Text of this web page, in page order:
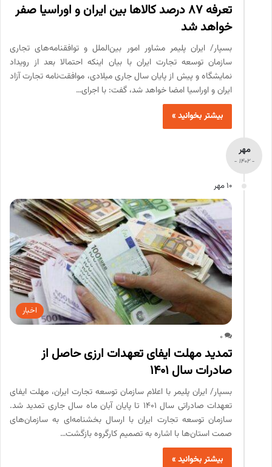
تعرفه ۸۷ درصد کالاها بین ایران و اوراسیا صفر
خواهد شد
بسپار/ ایران پلیمر مشاور امور بین‌الملل و توافقنامه‌های تجاری
سازمان توسعه تجارت ایران با بیان اینکه احتمالا بعد از رویداد
نمایشگاه و پیش از پایان سال جاری میلادی، موافقت‌نامه تجارت آزاد
ایران و اوراسیا امضا خواهد شد، گفت: با اجرای…
بیشتر بخوانید »
مهر
- 1402 -
10 مهر
اخبار
0
تمدید مهلت ایفای تعهدات ارزی حاصل از
صادرات سال ۱۴۰۱
بسپار/ ایران پلیمر با اعلام سازمان توسعه تجارت ایران، مهلت ایفای
تعهدات صادراتی سال ۱۴۰۱ تا پایان آبان ماه سال جاری تمدید شد.
سازمان توسعه تجارت ایران با ارسال بخشنامه‌ای به سازمان‌های
صمت استان‌ها با اشاره به تصمیم کارگروه بازگشت…
بیشتر بخوانید »